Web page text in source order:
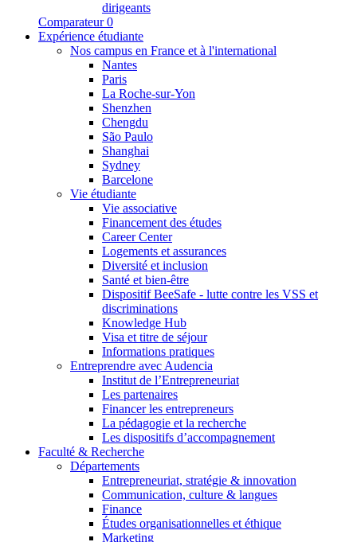
dirigeants
Comparateur 0
Expérience étudiante
Nos campus en France et à l'international
Nantes
Paris
La Roche-sur-Yon
Shenzhen
Chengdu
São Paulo
Shanghai
Sydney
Barcelone
Vie étudiante
Vie associative
Financement des études
Career Center
Logements et assurances
Diversité et inclusion
Santé et bien-être
Dispositif BeeSafe - lutte contre les VSS et
discriminations
Knowledge Hub
Visa et titre de séjour
Informations pratiques
Entreprendre avec Audencia
Institut de l’Entrepreneuriat
Les partenaires
Financer les entrepreneurs
La pédagogie et la recherche
Les dispositifs d’accompagnement
Faculté & Recherche
Départements
Entrepreneuriat, stratégie & innovation
Communication, culture & langues
Finance
Études organisationnelles et éthique
Marketing